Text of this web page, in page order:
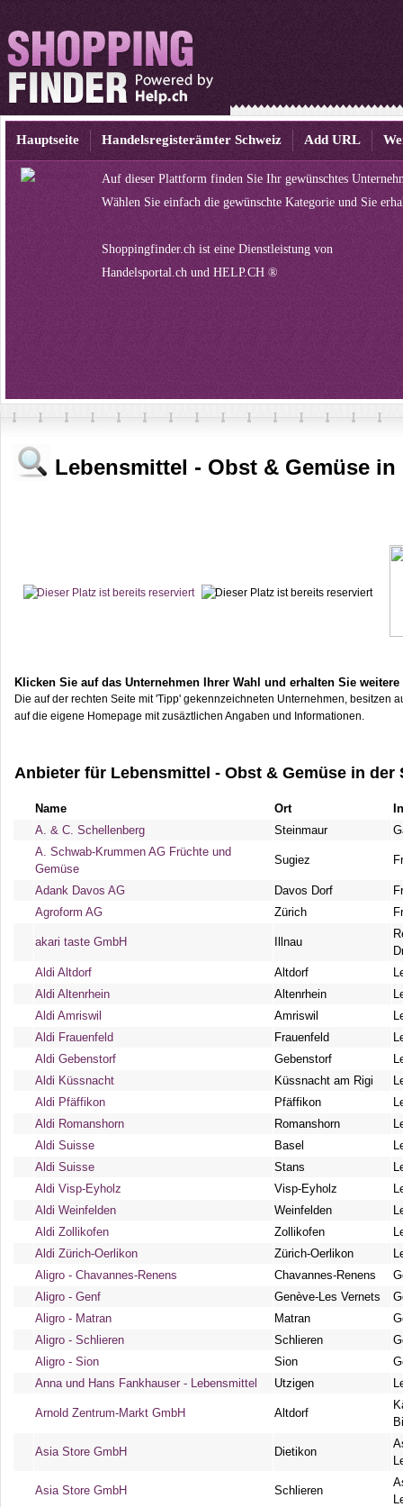
Hauptseite Handelsregisterämter Schweiz Add URL
Auf dieser Plattform finden Sie Ihr gewünschtes
Wählen Sie einfach die gewünschte Kategorie und Sie
Shoppingfinder.ch ist eine Dienstleistung von
Handelsportal.ch und HELP.CH ®
Lebensmittel - Obst & Gemüse in
Klicken Sie auf das Unternehmen Ihrer Wahl und erhalten Sie
Die auf der rechten Seite mit 'Tipp' gekennzeichneten Unternehmen, besitzen
auf die eigene Homepage mit zusäztlichen Angaben und Informationen.
Anbieter für Lebensmittel - Obst & Gemüse in der
Name Ort
A. & C. Schellenberg
Steinmaur
A. Schwab-Krummen AG Früchte und
Gemüse
Sugiez
Adank Davos AG Davos Dorf
Agroform AG
Zürich
akari taste GmbH Illnau
Aldi Altdorf
Altdorf
Aldi Altenrhein
Altenrhein
Aldi Amriswil
Amriswil
Aldi Frauenfeld
Frauenfeld
Aldi Gebenstorf
Gebenstorf
Aldi Küssnacht
Küssnacht am Rigi
Aldi Pfäffikon
Pfäffikon
Aldi Romanshorn
Romanshorn
Aldi Suisse
Basel
Aldi Suisse
Stans
Aldi Visp-Eyholz
Visp-Eyholz
Aldi Weinfelden
Weinfelden
Aldi Zollikofen
Zollikofen
Aldi Zürich-Oerlikon
Zürich-Oerlikon
Aligro - Chavannes-Renens
Chavannes-Renens
Aligro - Genf
Genève-Les Vernets
Aligro - Matran
Matran
Aligro - Schlieren
Schlieren
Aligro - Sion
Sion
Anna und Hans Fankhauser - Lebensmittel
Utzigen
Arnold Zentrum-Markt GmbH Altdorf
Asia Store GmbH Dietikon
Asia Store GmbH Schlieren